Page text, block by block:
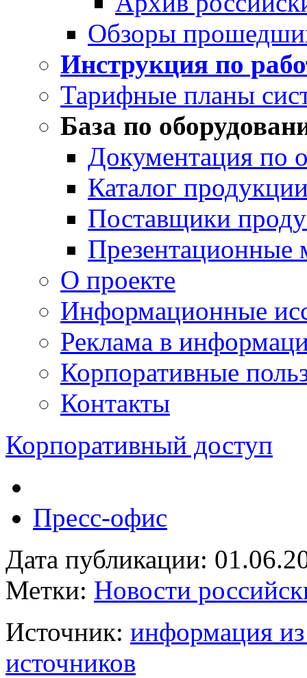
Обзоры
Инструкция по
Тарифные планы
База по
Документация по
Каталог
Поставщики
Презентационные
О проекте
Информационные
Реклама в
Корпоративные
Контакты
Корпоративный доступ
Пресс-офис
Дата публикации:
Метки: Новости
Источник: информация
источников